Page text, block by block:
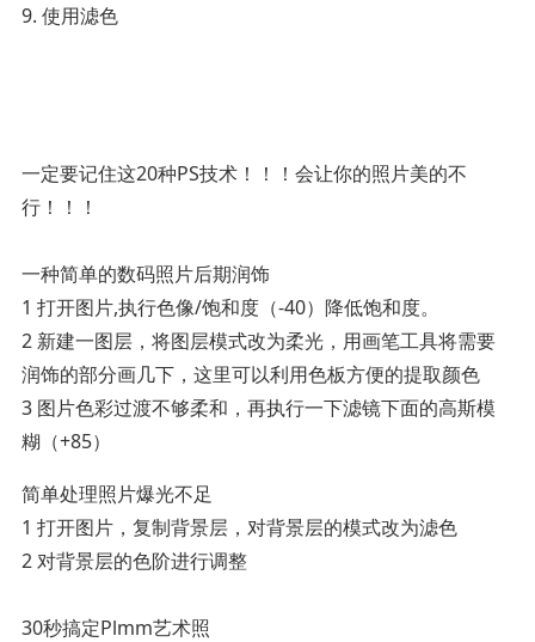
9. 使用滤色
一定要记住这20种PS技术！！！会让你的照片美的不
行！！！
一种简单的数码照片后期润饰
1 打开图片,执行色像/饱和度（-40）降低饱和度。
2 新建一图层，将图层模式改为柔光，用画笔工具将需要
润饰的部分画几下，这里可以利用色板方便的提取颜色
3 图片色彩过渡不够柔和，再执行一下滤镜下面的高斯模
糊（+85）
简单处理照片爆光不足
1 打开图片，复制背景层，对背景层的模式改为滤色
2 对背景层的色阶进行调整
30秒搞定Plmm艺术照